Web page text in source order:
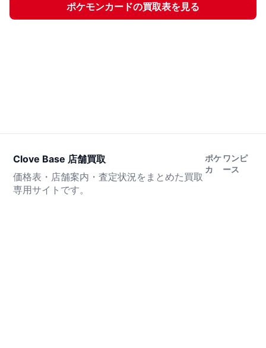
ポケモンカードの買取表を見る
Clove Base 店舗買取
価格表・店舗案内・査定状況をまとめた買取
専用サイトです。
ポケ
カ
ワンピ
ース